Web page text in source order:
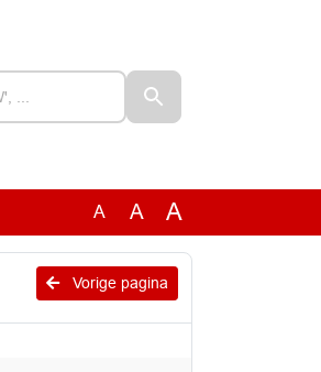
A A A
Vorige pagina